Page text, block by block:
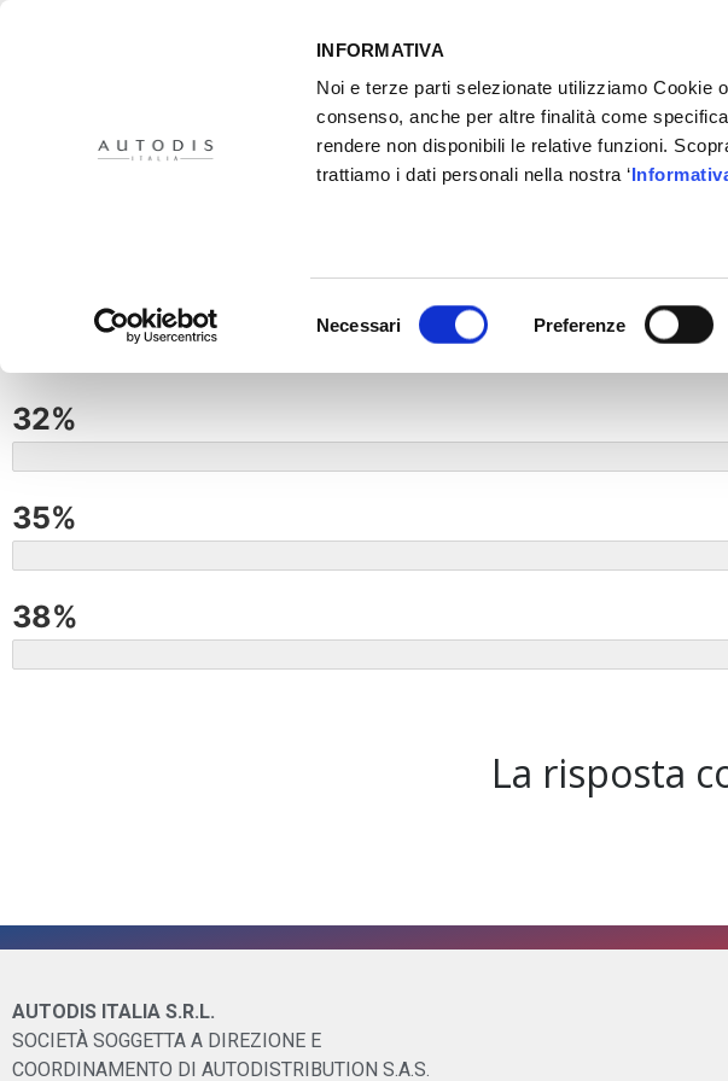
INFORMATIVA
Noi e terze parti selezionate utilizziamo Cookie
consenso, anche per altre finalità come
rendere non disponibili le relative funzioni.
trattiamo i dati personali nella nostra ‘
del
Necessari Preferenze
Marginalità
32%
35%
38%
La risposta
AUTODIS ITALIA S.R.L.
SOCIETÀ SOGGETTA A DIREZIONE E
COORDINAMENTO DI AUTODISTRIBUTION S.A.S.